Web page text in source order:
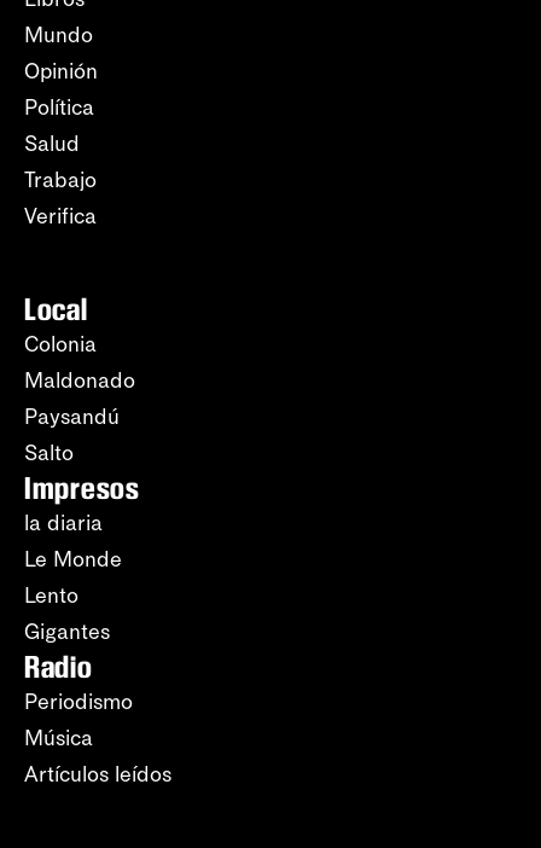
Mundo
Opinión
Política
Salud
Trabajo
Verifica
Local
Colonia
Maldonado
Paysandú
Salto
Impresos
la diaria
Le Monde
Lento
Gigantes
Radio
Periodismo
Música
Artículos leídos